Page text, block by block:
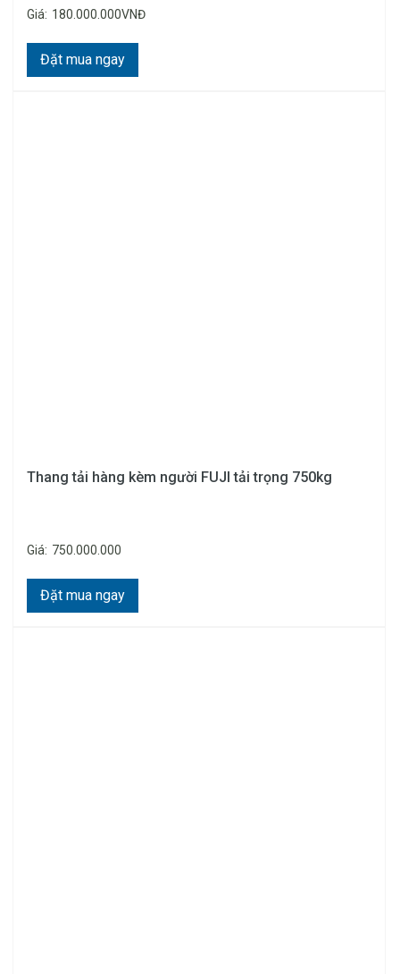
Giá: 180.000.000VNĐ
Đặt mua ngay
Thang tải hàng kèm người FUJI tải trọng 750kg
Giá: 750.000.000
Đặt mua ngay